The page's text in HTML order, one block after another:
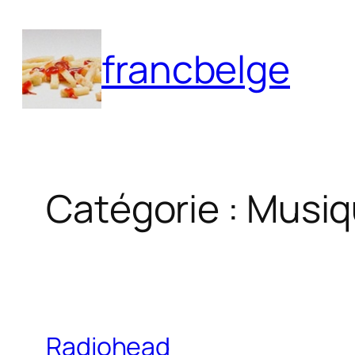
contenu
francbelge
Catégorie :
Radiohead